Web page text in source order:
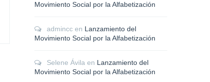
Movimiento Social por la Alfabetización
admincc en Lanzamiento del
Movimiento Social por la Alfabetización
Selene Ávila en Lanzamiento del
Movimiento Social por la Alfabetización